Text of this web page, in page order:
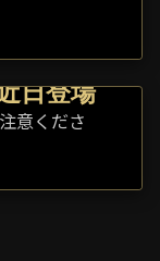
日登場
意くださ